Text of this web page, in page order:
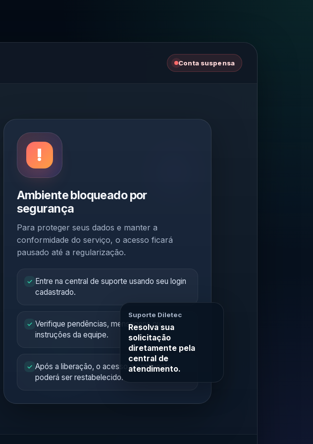
Conta suspensa
Ambiente bloqueado por
segurança
Para proteger seus dados e manter a
conformidade do serviço, o acesso ficará
pausado até a regularização.
✓ Entre na central de suporte usando seu login
cadastrado.
✓ Verifique pendências, mensagens ou
instruções da equipe.
✓ Após a liberação, o acesso ao ambiente
poderá ser restabelecido.
Suporte Diletec
Resolva sua
solicitação
diretamente pela
central de
atendimento.